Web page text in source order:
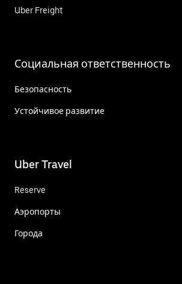
Uber Freight
Социальная ответственность
Безопасность
Устойчивое развитие
Uber Travel
Reserve
Аэропорты
Города